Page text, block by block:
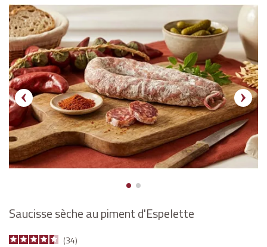
Saucisse sèche au piment d'Espelette
34